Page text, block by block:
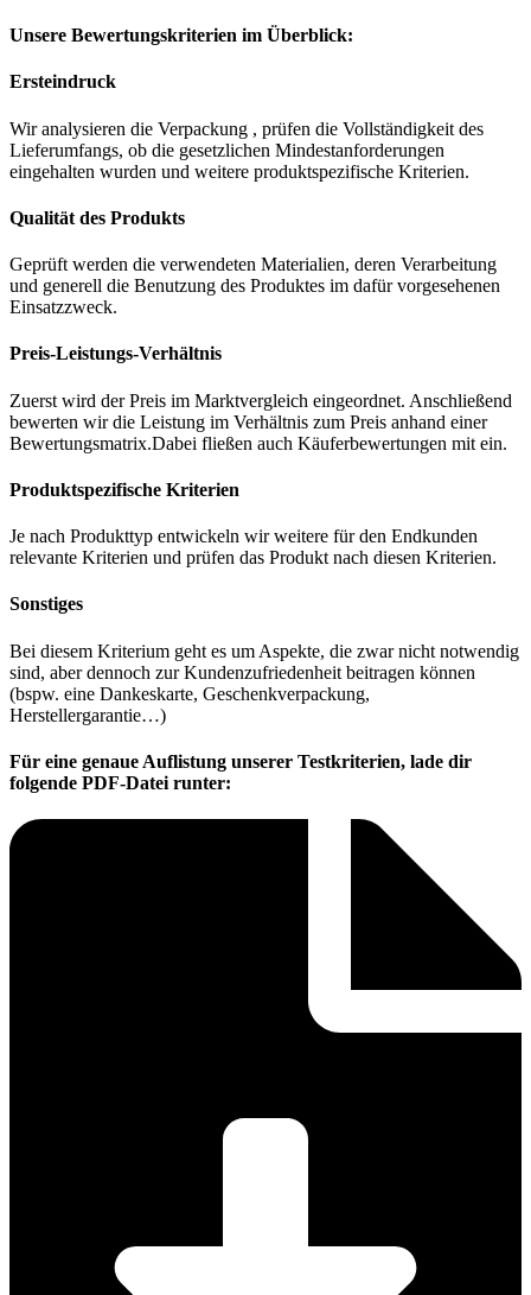
Unsere Bewertungskriterien im Überblick:
Ersteindruck
Wir analysieren die Verpackung , prüfen die Vollständigkeit des
Lieferumfangs, ob die gesetzlichen Mindestanforderungen
eingehalten wurden und weitere produktspezifische Kriterien.
Qualität des Produkts
Geprüft werden die verwendeten Materialien, deren Verarbeitung
und generell die Benutzung des Produktes im dafür vorgesehenen
Einsatzzweck.
Preis-Leistungs-Verhältnis
Zuerst wird der Preis im Marktvergleich eingeordnet. Anschließend
bewerten wir die Leistung im Verhältnis zum Preis anhand einer
Bewertungsmatrix.Dabei fließen auch Käuferbewertungen mit ein.
Produktspezifische Kriterien
Je nach Produkttyp entwickeln wir weitere für den Endkunden
relevante Kriterien und prüfen das Produkt nach diesen Kriterien.
Sonstiges
Bei diesem Kriterium geht es um Aspekte, die zwar nicht notwendig
sind, aber dennoch zur Kundenzufriedenheit beitragen können
(bspw. eine Dankeskarte, Geschenkverpackung,
Herstellergarantie…)
Für eine genaue Auflistung unserer Testkriterien, lade dir
folgende PDF-Datei runter: